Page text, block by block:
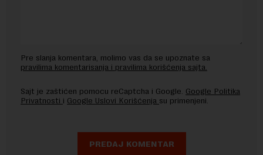
Pre slanja komentara, molimo vas da se upoznate sa
pravilima komentarisanja i pravilima korišćenja sajta.
Sajt je zaštićen pomocu reCaptcha i Google. Google Politika
Privatnosti i Google Uslovi Korišćenja su primenjeni.